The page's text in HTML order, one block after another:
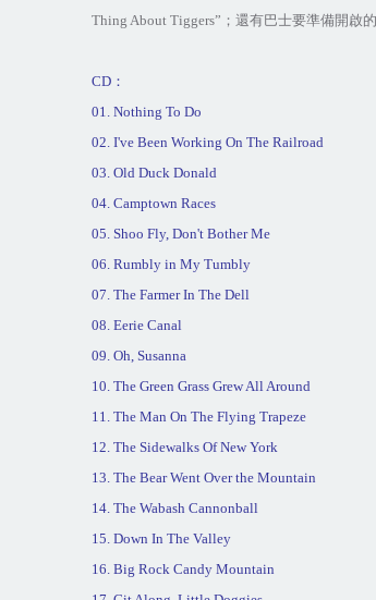
Thing About Tiggers” ；還有巴士要準備開啟的
CD ：
01. Nothing To Do
02. I've Been Working On The Railroad
03. Old Duck Donald
04. Camptown Races
05. Shoo Fly, Don't Bother Me
06. Rumbly in My Tumbly
07. The Farmer In The Dell
08. Eerie Canal
09. Oh, Susanna
10. The Green Grass Grew All Around
11. The Man On The Flying Trapeze
12. The Sidewalks OfNew York
13. The Bear Went Over the Mountain
14. The Wabash Cannonball
15. Down In The Valley
16. Big Rock Candy Mountain